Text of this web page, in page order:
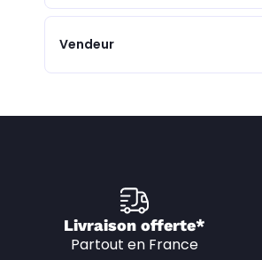
Vendeur
Livraison offerte*
Partout en France